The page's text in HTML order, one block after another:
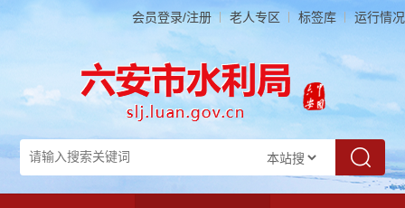
会员登录/注册 老人专区 标签库 运行情况